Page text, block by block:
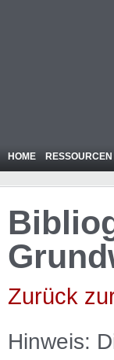
HOME RESSOURCEN
Zurück
Hinweis: